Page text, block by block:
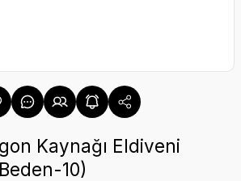
Kaynağı Eldiveni
10)